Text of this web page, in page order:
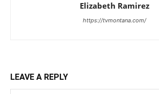
Elizabeth Ramirez
https://tvmontana.com/
LEAVE A REPLY